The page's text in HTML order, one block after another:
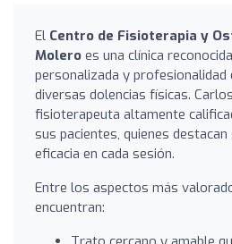
El Centro de Fisioterapia y
Molero es una clínica
personalizada y
diversas dolencias físicas.
fisioterapeuta altamente
sus pacientes, quienes destacan
eficacia en cada sesión.
Entre los aspectos más
encuentran: